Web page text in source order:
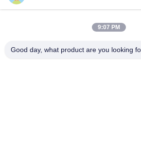
Vídeos
Excursão Da Fábrica
9:07 PM
Good day, what product are you looking